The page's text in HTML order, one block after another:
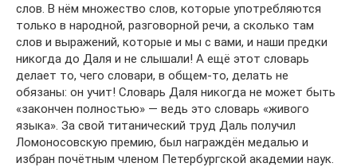
слов. В нём множество слов, которые употребляются
только в народной, разговорной речи, а сколько там
слов и выражений, которые и мы с вами, и наши предки
никогда до Даля и не слышали! А ещё этот словарь
делает то, чего словари, в общем-то, делать не
обязаны: он учит! Словарь Даля никогда не может быть
«закончен полностью» — ведь это словарь «живого
языка». За свой титанический труд Даль получил
Ломоносовскую премию, был награждён медалью и
избран почётным членом Петербургской академии наук.